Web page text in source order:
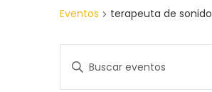
Eventos terapeuta de sonido
Búsqueda
y
Introduce